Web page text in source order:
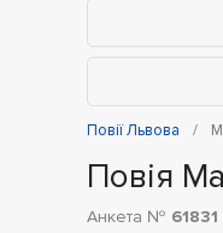
Повії Львова
Повія
Анкета № 61831